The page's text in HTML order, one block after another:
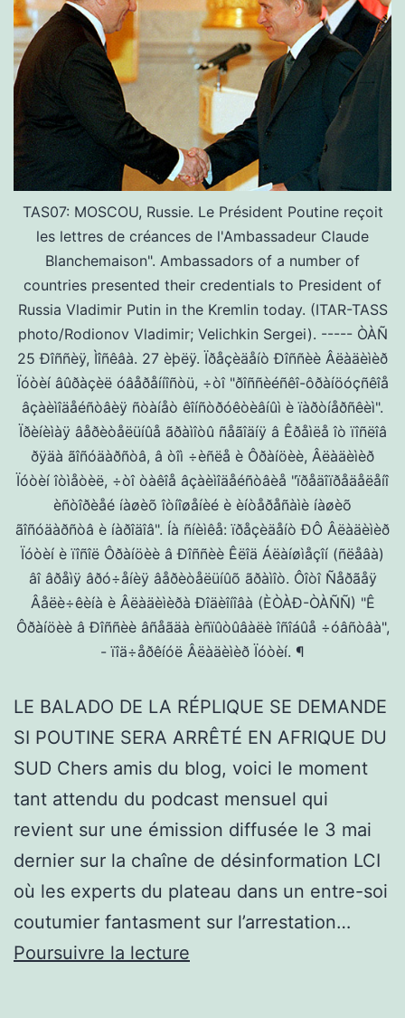
TAS07: MOSCOU, Russie. Le Président Poutine reçoit
les lettres de créances de l'Ambassadeur Claude
Blanchemaison". Ambassadors of a number of
countries presented their credentials to President of
Russia Vladimir Putin in the Kremlin today. (ITAR-TASS
photo/Rodionov Vladimir; Velichkin Sergei). ----- ÒÀÑ
25 Ðîññèÿ, Ìîñêâà. 27 èþëÿ. Ïðåçèäåíò Ðîññèè Âëàäèìèð
Ïóòèí âûðàçèë óâåðåííîñòü, ÷òî "ðîññèéñêî-ôðàíöóçñêîå
âçàèìîäåéñòâèÿ ñòàíåò êîíñòðóêòèâíûì è ïàðòíåðñêèì".
Ïðèíèìàÿ âåðèòåëüíûå ãðàìîòû ñåãîäíÿ â Êðåìëå îò ïîñëîâ
ðÿäà ãîñóäàðñòâ, â òîì ÷èñëå è Ôðàíöèè, Âëàäèìèð
Ïóòèí îòìåòèë, ÷òî òàêîå âçàèìîäåéñòâèå "ïðåäîïðåäåëåíî
èñòîðèåé íàøèõ îòíîøåíèé è èíòåðåñàìè íàøèõ
ãîñóäàðñòâ è íàðîäîâ". Íà ñíèìêå: ïðåçèäåíò ÐÔ Âëàäèìèð
Ïóòèí è ïîñîë Ôðàíöèè â Ðîññèè Êëîä Áëàíøìåçîí (ñëåâà)
âî âðåìÿ âðó÷åíèÿ âåðèòåëüíûõ ãðàìîò. Ôîòî Ñåðãåÿ
Âåëè÷êèíà è Âëàäèìèðà Ðîäèîíîâà (ÈÒÀÐ-ÒÀÑÑ) "Ê
Ôðàíöèè â Ðîññèè âñåãäà èñïûòûâàëè îñîáûå ÷óâñòâà",
- ïîä÷åðêíóë Âëàäèìèð Ïóòèí. ¶
LE BALADO DE LA RÉPLIQUE SE DEMANDE
SI POUTINE SERA ARRÊTÉ EN AFRIQUE DU
SUD Chers amis du blog, voici le moment
tant attendu du podcast mensuel qui
revient sur une émission diffusée le 3 mai
dernier sur la chaîne de désinformation LCI
où les experts du plateau dans un entre-soi
coutumier fantasment sur l’arrestation…
Poursuivre la lecture